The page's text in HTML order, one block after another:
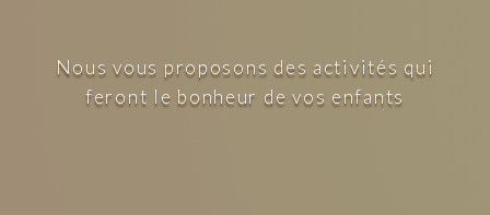
Nous vous proposons des activités qui
feront le bonheur de vos enfants